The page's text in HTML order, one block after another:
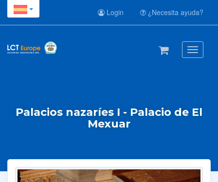
Login ¿Necesita ayuda?
Toggle
Palacios nazaríes I - Palacio de El
Mexuar